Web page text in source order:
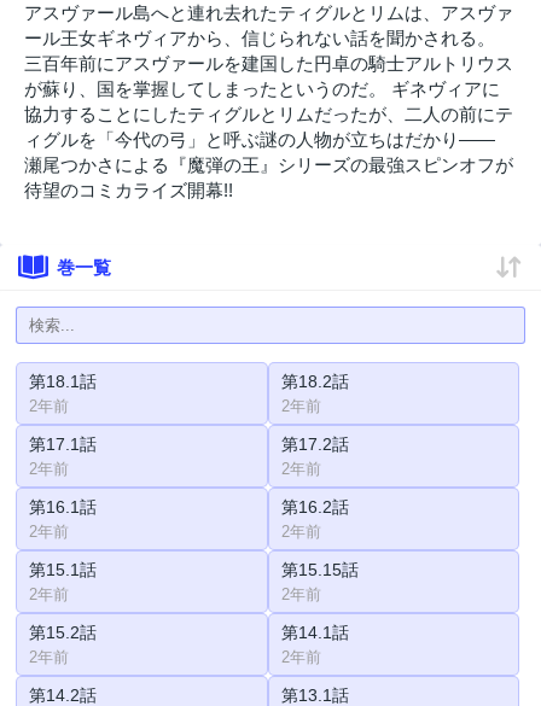
アスヴァール島へと連れ去れたティグルとリムは、アスヴァ
ール王女ギネヴィアから、信じられない話を聞かされる。
三百年前にアスヴァールを建国した円卓の騎士アルトリウス
が蘇り、国を掌握してしまったというのだ。 ギネヴィアに
協力することにしたティグルとリムだったが、二人の前にテ
ィグルを「今代の弓」と呼ぶ謎の人物が立ちはだかり――
瀬尾つかさによる『魔弾の王』シリーズの最強スピンオフが
待望のコミカライズ開幕!!
巻一覧
第18.1話
2年前
第18.2話
2年前
第17.1話
2年前
第17.2話
2年前
第16.1話
2年前
第16.2話
2年前
第15.1話
2年前
第15.15話
2年前
第15.2話
2年前
第14.1話
2年前
第14.2話 第13.1話